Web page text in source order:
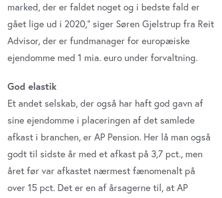
marked, der er faldet noget og i bedste fald er
gået lige ud i 2020,” siger Søren Gjelstrup fra Reit
Advisor, der er fundmanager for europæiske
ejendomme med 1 mia. euro under forvaltning.
God elastik
Et andet selskab, der også har haft god gavn af
sine ejendomme i placeringen af det samlede
afkast i branchen, er AP Pension. Her lå man også
godt til sidste år med et afkast på 3,7 pct., men
året før var afkastet nærmest fænomenalt på
over 15 pct. Det er en af årsagerne til, at AP